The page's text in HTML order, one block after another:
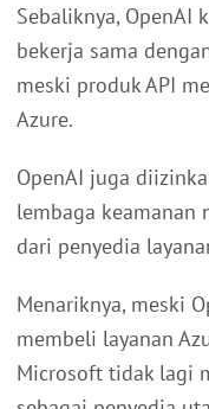
Sebaliknya,
bekerja sama
meski produk API
Azure.
OpenAI juga
lembaga keamanan
dari penyedia
Menariknya, meski
membeli layanan
Microsoft tidak lagi